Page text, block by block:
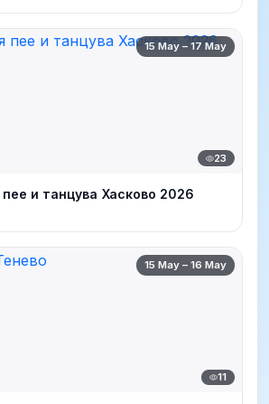
15 May – 17 May
23
и танцува Хасково 2026
15 May – 16 May
11